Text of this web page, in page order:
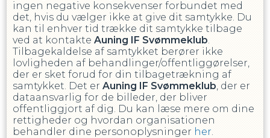
ingen negative konsekvenser forbundet med
det, hvis du vælger ikke at give dit samtykke. Du
kan til enhver tid trække dit samtykke tilbage
ved at kontakte Auning IF Svømmeklub.
Tilbagekaldelse af samtykket berører ikke
lovligheden af behandlinger/offentliggørelser,
der er sket forud for din tilbagetrækning af
samtykket. Det er Auning IF Svømmeklub, der er
dataansvarlig for de billeder, der bliver
offentliggjort af dig. Du kan læse mere om dine
rettigheder og hvordan organisationen
behandler dine personoplysninger her.